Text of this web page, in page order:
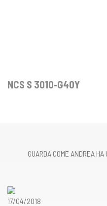
NCS S 3010‐G40Y
GUARDA COME ANDREA HA
17/04/2018